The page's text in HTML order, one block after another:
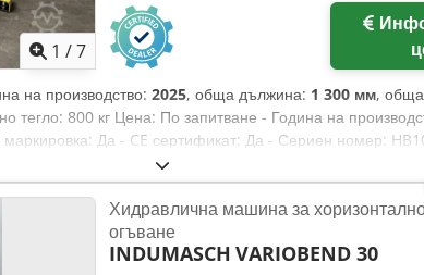
1 /7
на производство: 2025, обща дължина: 1 300 мм,
тегло: 800 кг Цена: По запитване - Година на
Да - CE сертификат: Да - Сериен номер:
Teach-in - Мощност на двигателя: 4,0 kW - Транспортни
Транспортно тегло [кг]: 800 кг - Транспортни пакети
информация ДДС: Посочената цена е без ДДС ДДС/
Доставка и изкупуване са възможни по всяко време
Росум
Хидравлична машина за
огъване
INDUMASCH VARIOBEND 30